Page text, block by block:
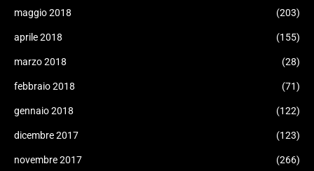
maggio 2018 (203)
aprile 2018 (155)
marzo 2018 (28)
febbraio 2018 (71)
gennaio 2018 (122)
dicembre 2017 (123)
novembre 2017 (266)